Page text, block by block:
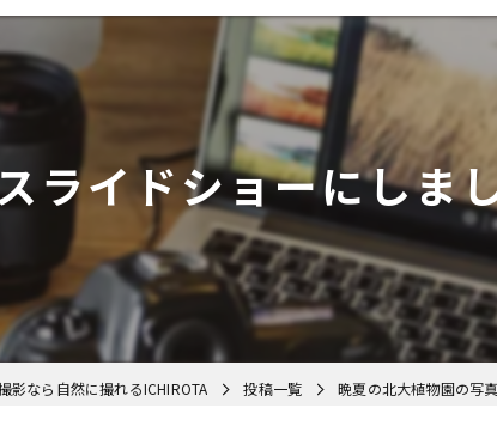
写真
カメラマン
動画
web制作
ライドショーにしま
影なら自然に撮れるICHIROTA 投稿一覧 晩夏の北大植物園の写